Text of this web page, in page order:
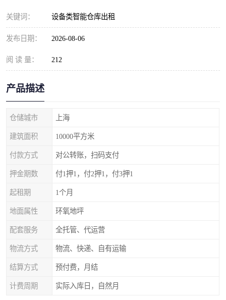
关键词： 设备类智能仓库出租
发布日期： 2026-08-06
阅 读 量： 212
产品描述
仓储城市 上海
建筑面积 10000平方米
付款方式 对公转账，扫码支付
押金期数 付1押1，付2押1，付3押1
起租期 1个月
地面属性 环氧地坪
配套服务 全托管、代运营
物流方式 物流、快递、自有运输
结算方式 预付费，月结
计费周期 实际入库日，自然月